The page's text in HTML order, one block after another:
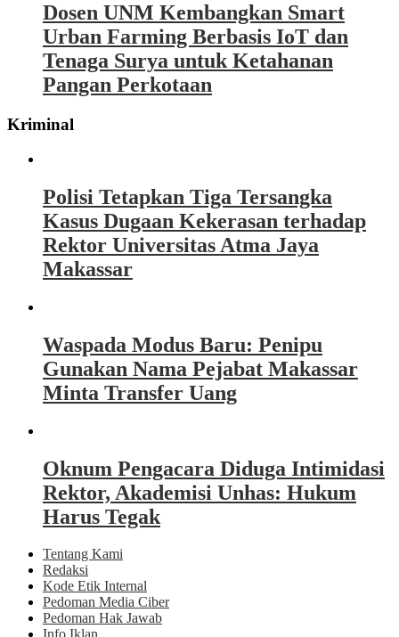
Dosen UNM Kembangkan Smart
Urban Farming Berbasis IoT dan
Tenaga Surya untuk Ketahanan
Pangan Perkotaan
Kriminal
Polisi Tetapkan Tiga Tersangka
Kasus Dugaan Kekerasan terhadap
Rektor Universitas Atma Jaya
Makassar
Waspada Modus Baru: Penipu
Gunakan Nama Pejabat Makassar
Minta Transfer Uang
Oknum Pengacara Diduga Intimidasi
Rektor, Akademisi Unhas: Hukum
Harus Tegak
Tentang Kami
Redaksi
Kode Etik Internal
Pedoman Media Ciber
Pedoman Hak Jawab